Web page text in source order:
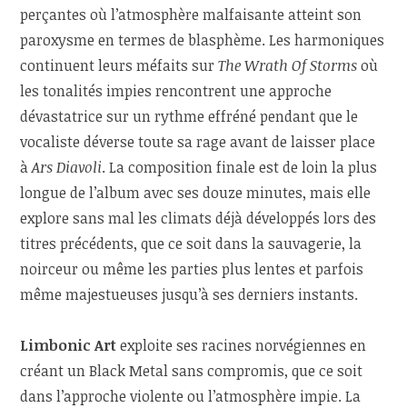
perçantes où l’atmosphère malfaisante atteint son
paroxysme en termes de blasphème. Les harmoniques
continuent leurs méfaits surThe Wrath Of Stormsoù
les tonalités impies rencontrent une approche
dévastatrice sur un rythme effréné pendant que le
vocaliste déverse toute sa rage avant de laisser place
àArs Diavoli. La composition finale est de loin la plus
longue de l’album avec ses douze minutes, mais elle
explore sans mal les climats déjà développés lors des
titres précédents, que ce soit dans la sauvagerie, la
noirceur ou même les parties plus lentes et parfois
même majestueuses jusqu’à ses derniers instants.
Limbonic Artexploite ses racines norvégiennes en
créant un Black Metal sans compromis, que ce soit
dans l’approche violente ou l’atmosphère impie. La